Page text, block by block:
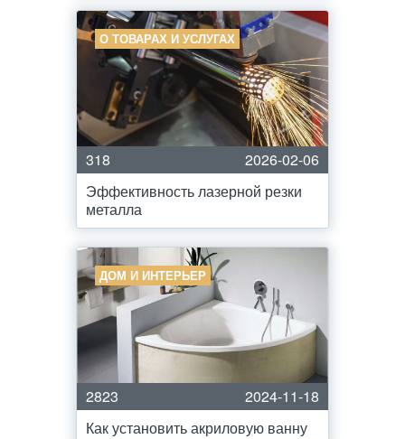
О ТОВАРАХ И УСЛУГАХ
318
2026-02-06
Эффективность лазерной резки
металла
ДОМ И ИНТЕРЬЕР
2823
2024-11-18
Как установить акриловую ванну